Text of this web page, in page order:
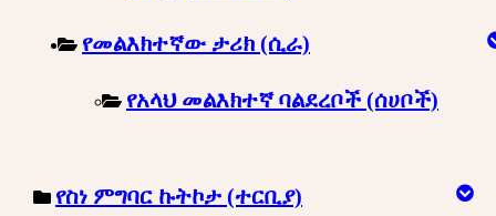
የመልእክተኛው ታሪክ (ሲራ)
የአላህ መልእክተኛ ባልደረቦች (ሰሀቦች)
የስነ ምግባር ኩትኮታ (ተርቢያ)